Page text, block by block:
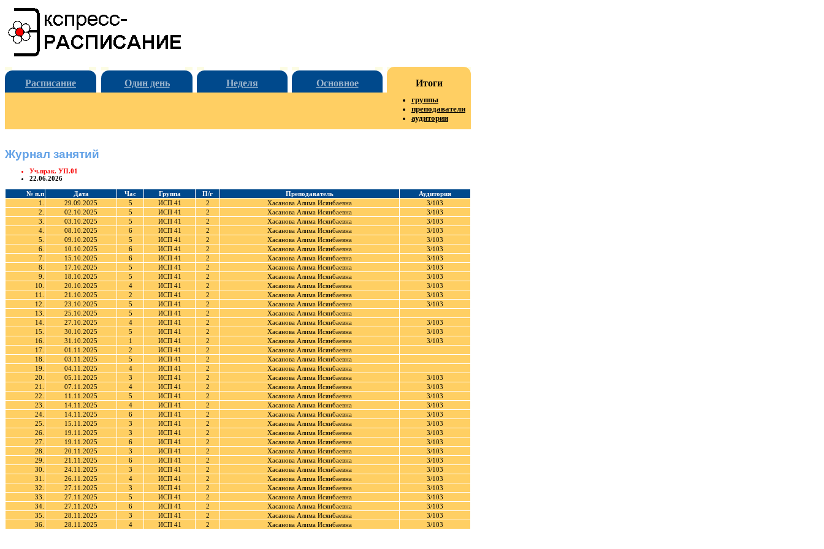
Расписание Один день Неделя Основное Итоги
группы
преподаватели
аудитории
Журнал занятий
Уч.прак. УП.01
22.06.2026
№ п.п Дата Час Группа П/г Преподаватель
Аудитория
1.
29.09.2025 5 ИСП 41 2 Хасанова Алима Исянбаевна
3/103
2.
02.10.2025 5 ИСП 41 2 Хасанова Алима Исянбаевна
3/103
3.
03.10.2025 5 ИСП 41 2 Хасанова Алима Исянбаевна
3/103
4.
08.10.2025 6 ИСП 41 2 Хасанова Алима Исянбаевна
3/103
5.
09.10.2025 5 ИСП 41 2 Хасанова Алима Исянбаевна
3/103
6.
10.10.2025 6 ИСП 41 2 Хасанова Алима Исянбаевна
3/103
7.
15.10.2025 6 ИСП 41 2 Хасанова Алима Исянбаевна
3/103
8.
17.10.2025 5 ИСП 41 2 Хасанова Алима Исянбаевна
3/103
9.
18.10.2025 5 ИСП 41 2 Хасанова Алима Исянбаевна
3/103
10.
20.10.2025 4 ИСП 41 2 Хасанова Алима Исянбаевна
3/103
11.
21.10.2025 2 ИСП 41 2 Хасанова Алима Исянбаевна
3/103
12.
23.10.2025 5 ИСП 41 2 Хасанова Алима Исянбаевна
3/103
13.
25.10.2025 5 ИСП 41 2
Хасанова Алима Исянбаевна
14.
27.10.2025 4 ИСП 41 2 Хасанова Алима Исянбаевна
3/103
15.
30.10.2025 5 ИСП 41 2 Хасанова Алима Исянбаевна
3/103
16.
31.10.2025 1 ИСП 41 2 Хасанова Алима Исянбаевна
3/103
17.
01.11.2025 2 ИСП 41 2
Хасанова Алима Исянбаевна
18.
03.11.2025 5 ИСП 41 2
Хасанова Алима Исянбаевна
19.
04.11.2025 4 ИСП 41 2
Хасанова Алима Исянбаевна
20.
05.11.2025 3 ИСП 41 2 Хасанова Алима Исянбаевна
3/103
21.
07.11.2025 4 ИСП 41 2 Хасанова Алима Исянбаевна
3/103
22.
11.11.2025 5 ИСП 41 2 Хасанова Алима Исянбаевна
3/103
23.
14.11.2025 4 ИСП 41 2 Хасанова Алима Исянбаевна
3/103
24.
14.11.2025 6 ИСП 41 2 Хасанова Алима Исянбаевна
3/103
25.
15.11.2025 3 ИСП 41 2 Хасанова Алима Исянбаевна
3/103
26.
19.11.2025 3 ИСП 41 2 Хасанова Алима Исянбаевна
3/103
27.
19.11.2025 6 ИСП 41 2 Хасанова Алима Исянбаевна
3/103
28.
20.11.2025 3 ИСП 41 2 Хасанова Алима Исянбаевна
3/103
29.
21.11.2025 6 ИСП 41 2 Хасанова Алима Исянбаевна
3/103
30.
24.11.2025 3 ИСП 41 2 Хасанова Алима Исянбаевна
3/103
31.
26.11.2025 4 ИСП 41 2 Хасанова Алима Исянбаевна
3/103
32.
27.11.2025 3 ИСП 41 2 Хасанова Алима Исянбаевна
3/103
33.
27.11.2025 5 ИСП 41 2 Хасанова Алима Исянбаевна
3/103
34.
27.11.2025 6 ИСП 41 2 Хасанова Алима Исянбаевна
3/103
35.
28.11.2025 3 ИСП 41 2 Хасанова Алима Исянбаевна
3/103
36.
28.11.2025 4 ИСП 41 2 Хасанова Алима Исянбаевна 3/103